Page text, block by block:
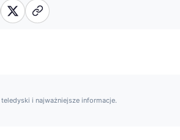
teledyski i najważniejsze informacje.